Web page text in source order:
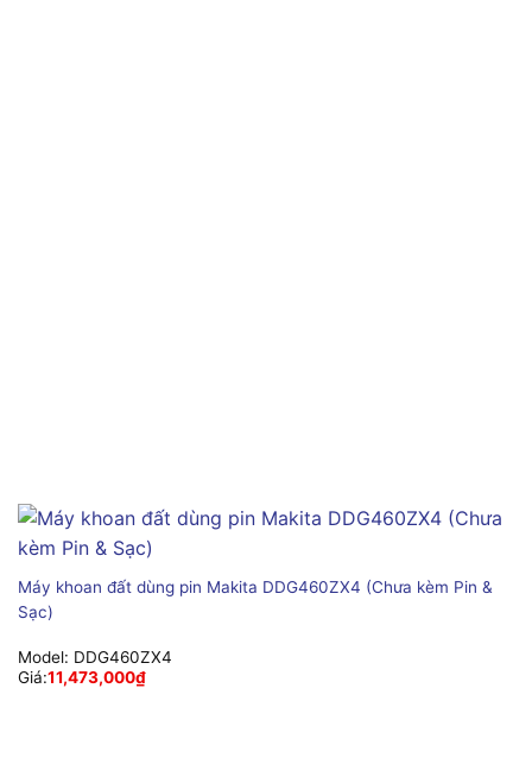
Máy khoan đất dùng pin Makita DDG460ZX4 (Chưa kèm Pin &
Sạc)
Model: DDG460ZX4
Giá:11,473,000₫